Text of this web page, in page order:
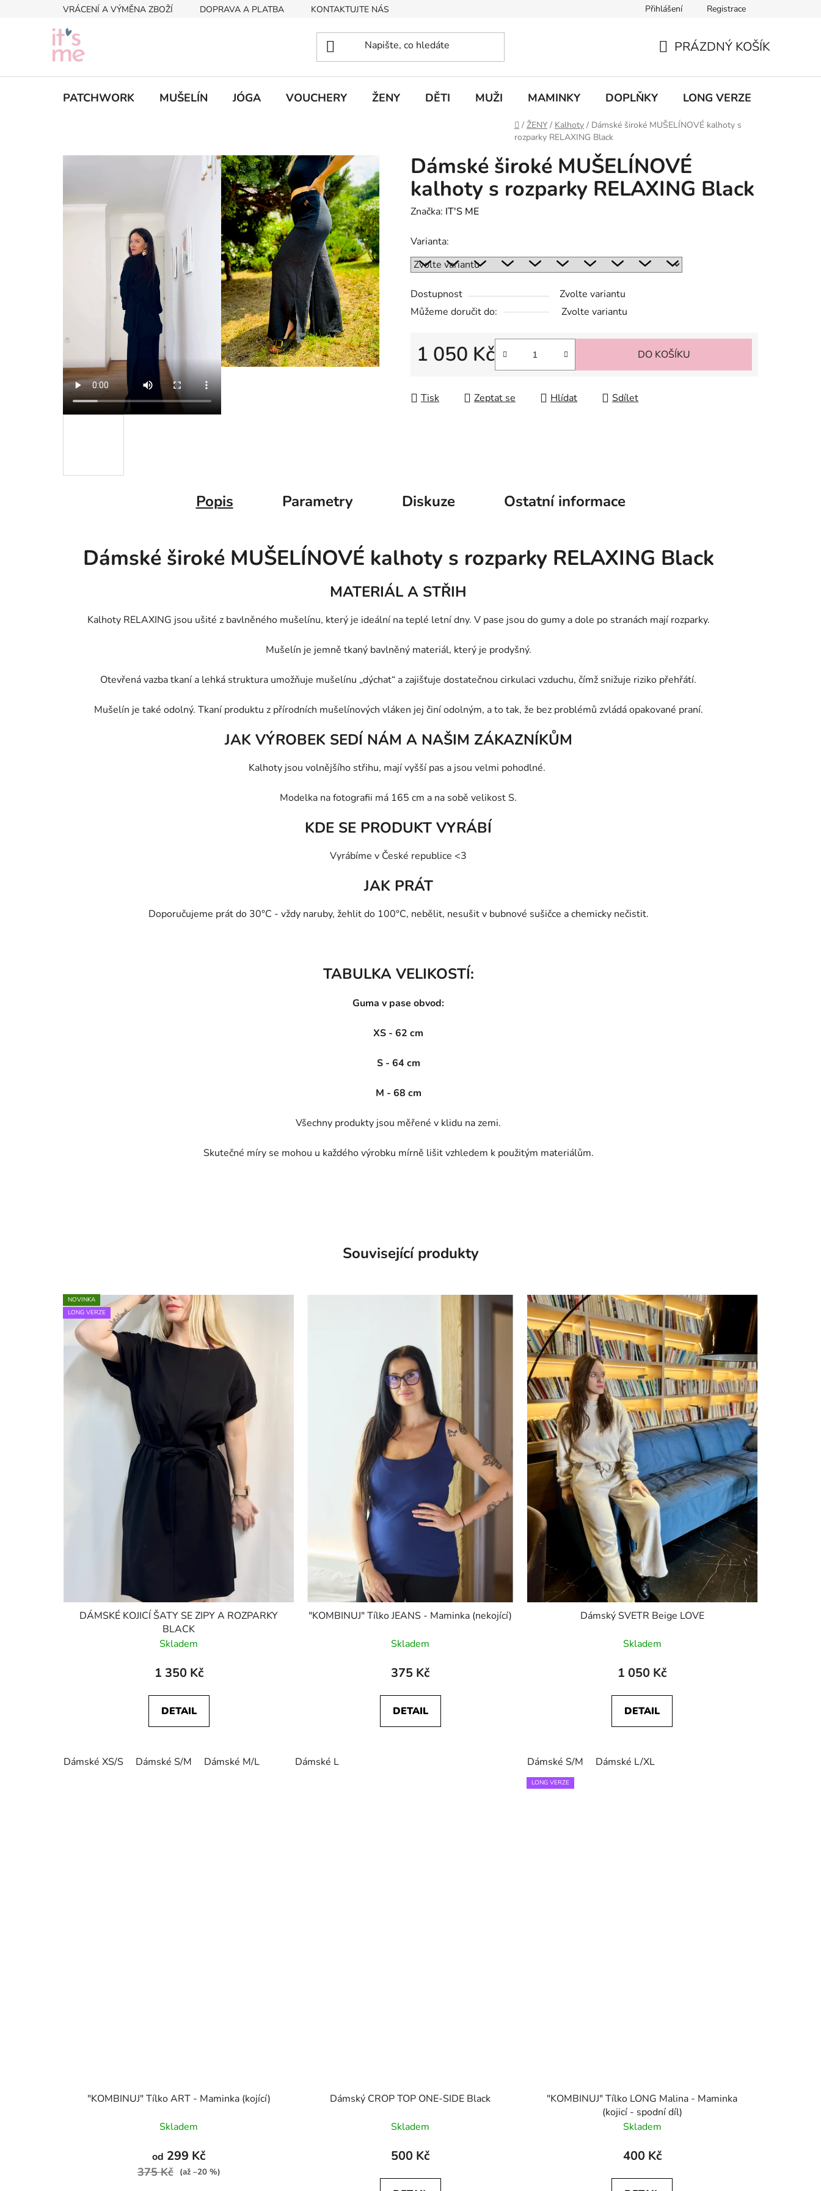
VRÁCENÍ A VÝMĚNA ZBOŽÍ DOPRAVA A PLATBA KONTAKTUJTE NÁS Podmínky ochrany osobních údajůPřihlášení Registrace
KOŠÍK
PRÁZDNÝ KOŠÍK
PATCHWORK MUŠELÍN JÓGA VOUCHERY ŽENY DĚTI MUŽI MAMINKY DOPLŇKY LONG VERZE
Domů
/ ŽENY / Kalhoty / Dámské široké MUŠELÍNOVÉ kalhoty s
rozparky RELAXING Black
Dámské široké MUŠELÍNOVÉ
kalhoty s rozparky RELAXING Black
Značka: IT'S ME
Varianta:
Dostupnost
Zvolte variantu
Můžeme doručit do:
Zvolte variantu
1 050 Kč DO KOŠÍKU
Tisk Zeptat se Hlídat Sdílet
Popis Parametry Diskuze Ostatní informace
Dámské široké MUŠELÍNOVÉ kalhoty s rozparky RELAXING Black
MATERIÁL A STŘIH
Kalhoty RELAXING jsou ušité z bavlněného mušelínu, který je ideální na teplé letní dny. V pase jsou do gumy a dole po stranách mají rozparky.
Mušelín je jemně tkaný bavlněný materiál, který je prodyšný.
Otevřená vazba tkaní a lehká struktura umožňuje mušelínu „dýchat“ a zajišťuje dostatečnou cirkulaci vzduchu, čímž snižuje riziko přehřátí.
Mušelín je také odolný. Tkaní produktu z přírodních mušelínových vláken jej činí odolným, a to tak, že bez problémů zvládá opakované praní.
JAK VÝROBEK SEDÍ NÁM A NAŠIM ZÁKAZNÍKŮM
Kalhoty jsou volnějšího střihu, mají vyšší pas a jsou velmi pohodlné.
Modelka na fotografii má 165 cm a na sobě velikost S.
KDE SE PRODUKT VYRÁBÍ
Vyrábíme v České republice <3
JAK PRÁT
Doporučujeme prát do 30°C - vždy naruby, žehlit do 100°C, nebělit, nesušit v bubnové sušičce a chemicky nečistit.
TABULKA VELIKOSTÍ:
Guma v pase obvod:
XS - 62 cm
S - 64 cm
M - 68 cm
Všechny produkty jsou měřené v klidu na zemi.
Skutečné míry se mohou u každého výrobku mírně lišit vzhledem k použitým materiálům.
Související produkty
NOVINKA
LONG VERZE
DÁMSKÉ KOJICÍ ŠATY SE ZIPY A ROZPARKY
BLACK
Skladem
1 350 Kč
DETAIL
Dámské XS/S Dámské S/M Dámské M/L
"KOMBINUJ" Tílko JEANS - Maminka (nekojící)
Skladem
375 Kč
DETAIL
Dámské L
Dámský SVETR Beige LOVE
Skladem
1 050 Kč
DETAIL
Dámské S/M Dámské L/XL
"KOMBINUJ" Tílko ART - Maminka (kojící)
Skladem
od 299 Kč
375 Kč (až –20 %)
Dámský CROP TOP ONE-SIDE Black
Skladem
500 Kč
LONG VERZE
"KOMBINUJ" Tílko LONG Malina - Maminka
(kojicí - spodní díl)
Skladem
400 Kč